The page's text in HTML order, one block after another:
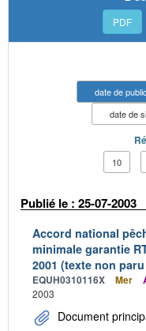
PDF
date de
date de
10
Publié le : 25-07-2003
Accord national
minimale garantie
2001 (texte non
EQUH0310116X Mer
2003
Document